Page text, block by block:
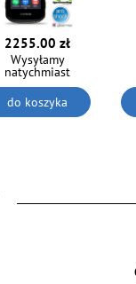
2255.00 zł
Wysyłamy
natychmiast
do koszyka